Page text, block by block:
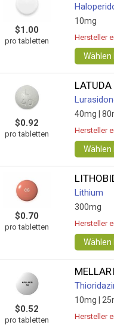
$1.00
pro tabletten
10mg
Hersteller
Wählen
$0.92
pro tabletten
LATUDA
40mg |
Hersteller
Wählen
$0.70
pro tabletten
Lithium
300mg
Hersteller
Wählen
$0.52
pro tabletten
10mg |
Hersteller